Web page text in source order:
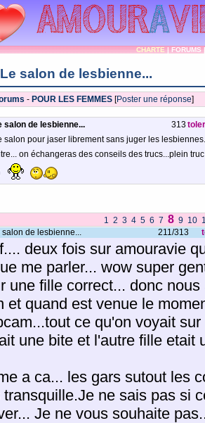
CHARTE|FORUMS
Le salon de lesbienne...
- POUR LES FEMMES [Poster une réponse]
salon de lesbienne... 313
salon pour jaser librement sans juger les
on échangeras des conseils des trucs...plein
1 2 3 4 5 6 7 8 9 10
salon de lesbienne...
211/313
deux fois sur amouravie
me parler... wow super
une fille correct... donc
et quand est venue le
ce qu'on voyait
une bite et l'autre fille etait
a ca... les gars sutout les
transquille.Je ne sais pas si
Je ne vous souhaite